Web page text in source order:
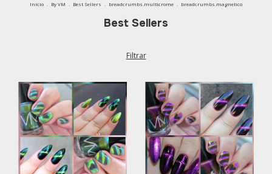
Início By VM Best Sellers breadcrumbs.multicrome breadcrumbs.magnetico
Best Sellers
Filtrar